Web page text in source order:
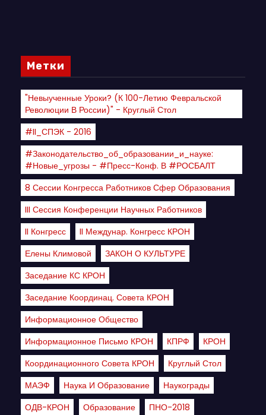
Метки
"Невыученные Уроки? (К 100-Летию Февральской
Революции В России)" - Круглый Стол
#II_СПЭК - 2016
#Законодательство_об_образовании_и_науке:
#новые_угрозы - #пресс-Конф. В #РОСБАЛТ
8 Сессии Конгресса Работников Сфер Образования
III Сессия Конференции Научных Работников
II Конгресс
II Междунар. Конгресс КРОН
Елены Климовой
ЗАКОН О КУЛЬТУРЕ
Заседание КС КРОН
Заседание Координац. Совета КРОН
Информационное Общество
Информационное Письмо КРОН
КПРФ
КРОН
Координационного Совета КРОН
Круглый Стол
МАЭФ
Наука И Образование
Наукограды
ОДВ-КРОН
Образование
ПНО-2018